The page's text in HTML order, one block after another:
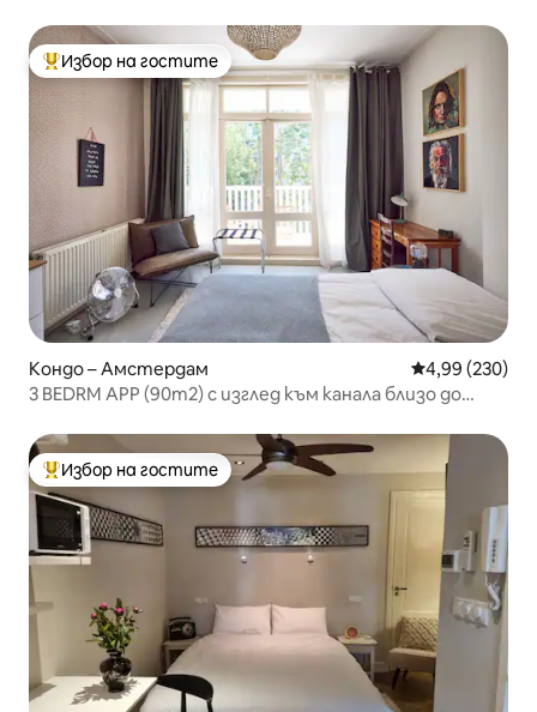
Най-популярен избор на гостите
Избор на гостите
Кондо – Амстердам Средна
4,99 (230)
3 BEDRM APP (90m2) с изглед към канала близо до
Най-популярен избор на гостите
Избор на гостите